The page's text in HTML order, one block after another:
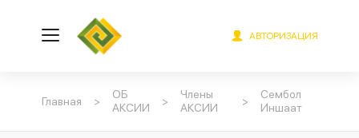
АВТОРИЗАЦИЯ
Главная >
ОБ
АКСИИ
>
Члены
АКСИИ
>
Сембол
Иншаат